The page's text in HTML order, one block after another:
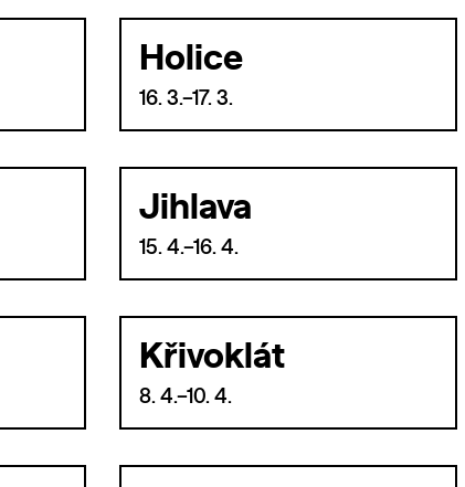
Holice
16. 3.–17. 3.
Jihlava
15. 4.–16. 4.
Křivoklát
8. 4.–10. 4.